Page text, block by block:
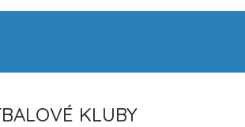
KLUBY